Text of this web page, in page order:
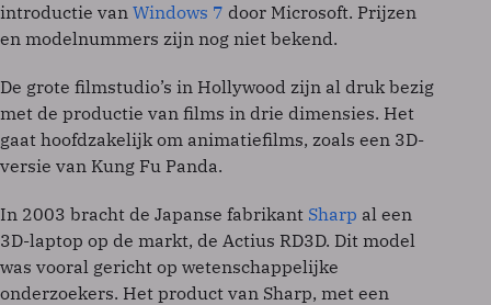
introductie van Windows 7 door Microsoft. Prijzen
en modelnummers zijn nog niet bekend.
De grote filmstudio’s in Hollywood zijn al druk bezig
met de productie van films in drie dimensies. Het
gaat hoofdzakelijk om animatiefilms, zoals een 3D-
versie van Kung Fu Panda.
In 2003 bracht de Japanse fabrikant Sharp al een
3D-laptop op de markt, de Actius RD3D. Dit model
was vooral gericht op wetenschappelijke
onderzoekers. Het product van Sharp, met een